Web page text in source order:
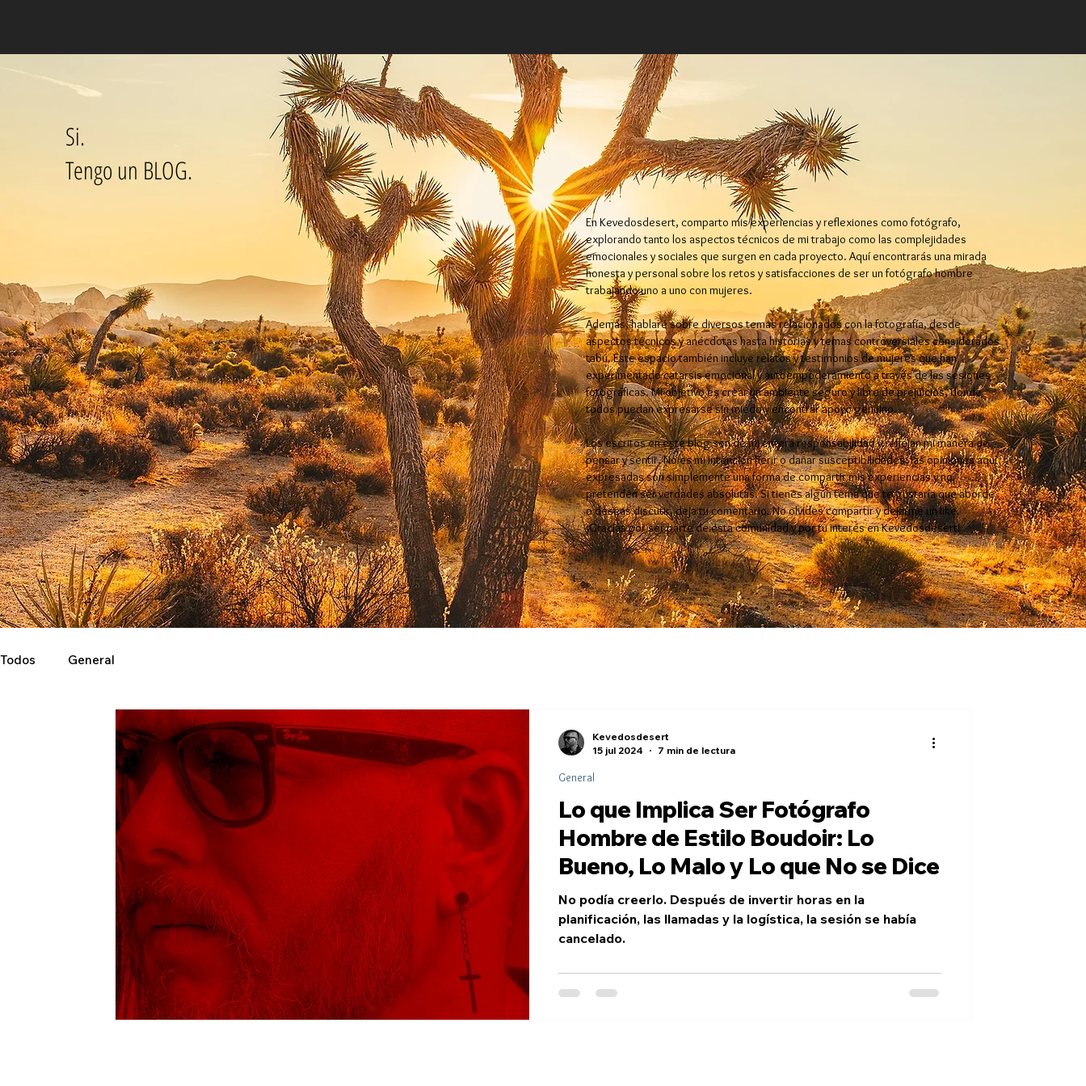
Si.
Tengo un BLOG.
En Kevedosdesert, comparto mis experiencias y reflexiones como fotógrafo,
explorando tanto los aspectos técnicos de mi trabajo como las complejidades
emocionales y sociales que surgen en cada proyecto. Aquí encontrarás una mirada
honesta y personal sobre los retos y satisfacciones de ser un fotógrafo hombre
trabajando uno a uno con mujeres.
Además, hablaré sobre diversos temas relacionados con la fotografía, desde
aspectos técnicos y anécdotas hasta historias y temas controversiales considerados
tabú. Este espacio también incluye relatos y testimonios de mujeres que han
experimentado catarsis emocional y autoempoderamiento a través de las sesiones
fotográficas. Mi objetivo es crear un ambiente seguro y libre de prejuicios, donde
todos puedan expresarse sin miedo y encontrar apoyo genuino.
Los escritos en este blog son de mi entera responsabilidad y reflejan mi manera de
pensar y sentir. No es mi intención herir o dañar susceptibilidades; las opiniones aquí
expresadas son simplemente una forma de compartir mis experiencias y no
pretenden ser verdades absolutas. Si tienes algún tema que te gustaría que aborde
o deseas discutir, deja tu comentario. No olvides compartir y dejarme un like.
¡Gracias por ser parte de esta comunidad y por tu interés en Kevedosdesert!
Todos General
Lo que Implica Ser Fotógrafo
Hombre de Estilo Boudoir: Lo
Bueno, Lo Malo y Lo que No se Dice
No podía creerlo. Después de invertir horas en la
planificación, las llamadas y la logística, la sesión se había
cancelado.
General
Kevedosdesert
15 jul 2024
7 min de lectura